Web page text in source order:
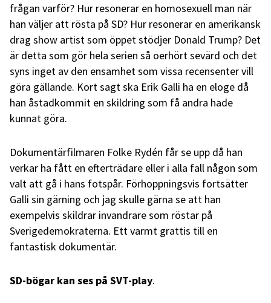
frågan varför? Hur resonerar en homosexuell man när
han väljer att rösta på SD? Hur resonerar en amerikansk
drag show artist som öppet stödjer Donald Trump? Det
är detta som gör hela serien så oerhört sevärd och det
syns inget av den ensamhet som vissa recensenter vill
göra gällande. Kort sagt ska Erik Galli ha en eloge då
han åstadkommit en skildring som få andra hade
kunnat göra.
Dokumentärfilmaren Folke Rydén får se upp då han
verkar ha fått en efterträdare eller i alla fall någon som
valt att gå i hans fotspår. Förhoppningsvis fortsätter
Galli sin gärning och jag skulle gärna se att han
exempelvis skildrar invandrare som röstar på
Sverigedemokraterna. Ett varmt grattis till en
fantastisk dokumentär.
SD-bögar kan ses på SVT-play.